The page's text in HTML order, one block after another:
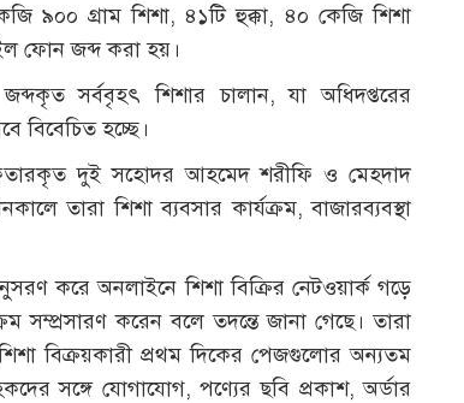
৯০০ গ্রাম শিশা, ৪১টি হুক্কা, ৪০ কেজি শিশা
ফোন জব্দ করা হয়।
সর্ববৃহৎ শিশার চালান, যা অধিদপ্তরের
বিবেচিত হচ্ছে।
দুই সহোদর আহমেদ শরীফি ও মেহদাদ
তারা শিশা ব্যবসার কার্যক্রম, বাজারব্যবস্থা
করে অনলাইনে শিশা বিক্রির নেটওয়ার্ক গড়ে
সম্প্রসারণ করেন বলে তদন্তে জানা গেছে। তারা
বিক্রয়কারী প্রথম দিকের পেজগুলোর অন্যতম
সঙ্গে যোগাযোগ, পণ্যের ছবি প্রকাশ, অর্ডার